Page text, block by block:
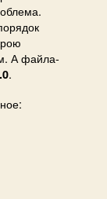
А файла-
.